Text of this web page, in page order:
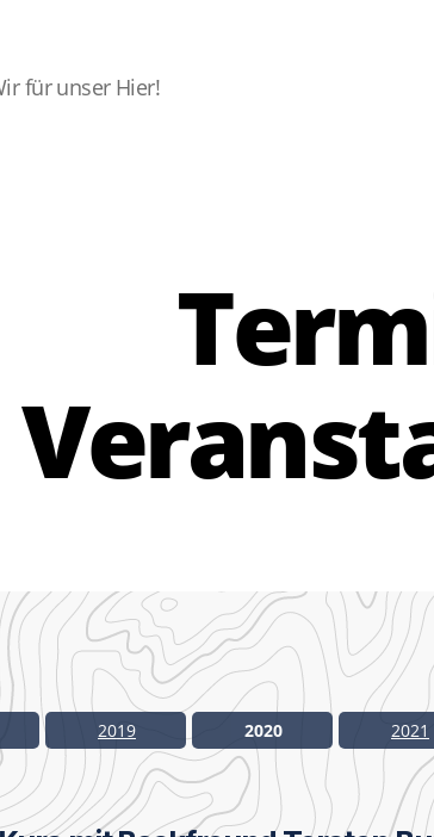
für unser Hier!
2019 2020 2021